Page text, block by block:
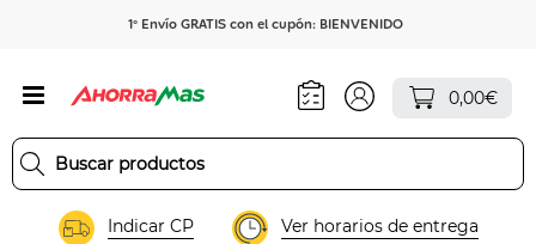
1º Envío GRATIS con el cupón: BIENVENIDO
0,00€
Indicar CP Ver horarios de entrega